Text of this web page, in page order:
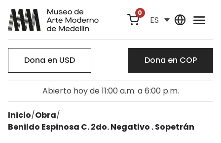
0
ES
Dona en USD Dona en COP
Abierto hoy de 11:00 a.m. a 6:00 p.m.
Inicio/Obra/
Benildo Espinosa C. 2do. Negativo . Sopetrán